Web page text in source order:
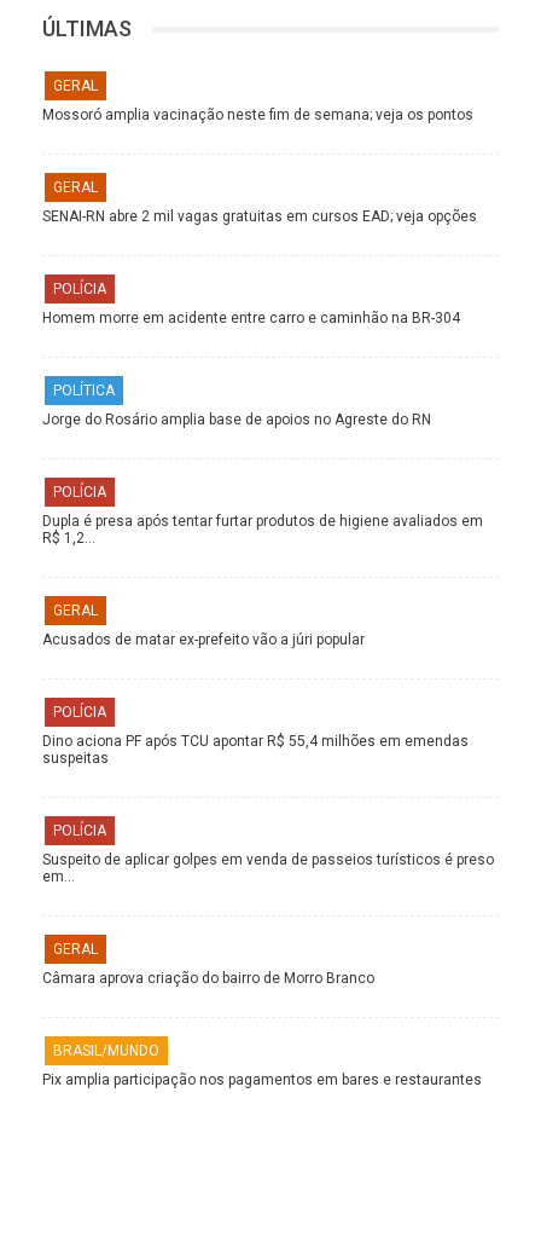
ÚLTIMAS
GERAL
Mossoró amplia vacinação neste fim de semana; veja os pontos
GERAL
SENAI-RN abre 2 mil vagas gratuitas em cursos EAD; veja opções
POLÍCIA
Homem morre em acidente entre carro e caminhão na BR-304
POLÍTICA
Jorge do Rosário amplia base de apoios no Agreste do RN
POLÍCIA
Dupla é presa após tentar furtar produtos de higiene avaliados em
R$ 1,2…
GERAL
Acusados de matar ex-prefeito vão a júri popular
POLÍCIA
Dino aciona PF após TCU apontar R$ 55,4 milhões em emendas
suspeitas
POLÍCIA
Suspeito de aplicar golpes em venda de passeios turísticos é preso
em…
GERAL
Câmara aprova criação do bairro de Morro Branco
BRASIL/MUNDO
Pix amplia participação nos pagamentos em bares e restaurantes